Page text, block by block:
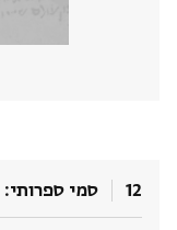
12 סמי ספרותי